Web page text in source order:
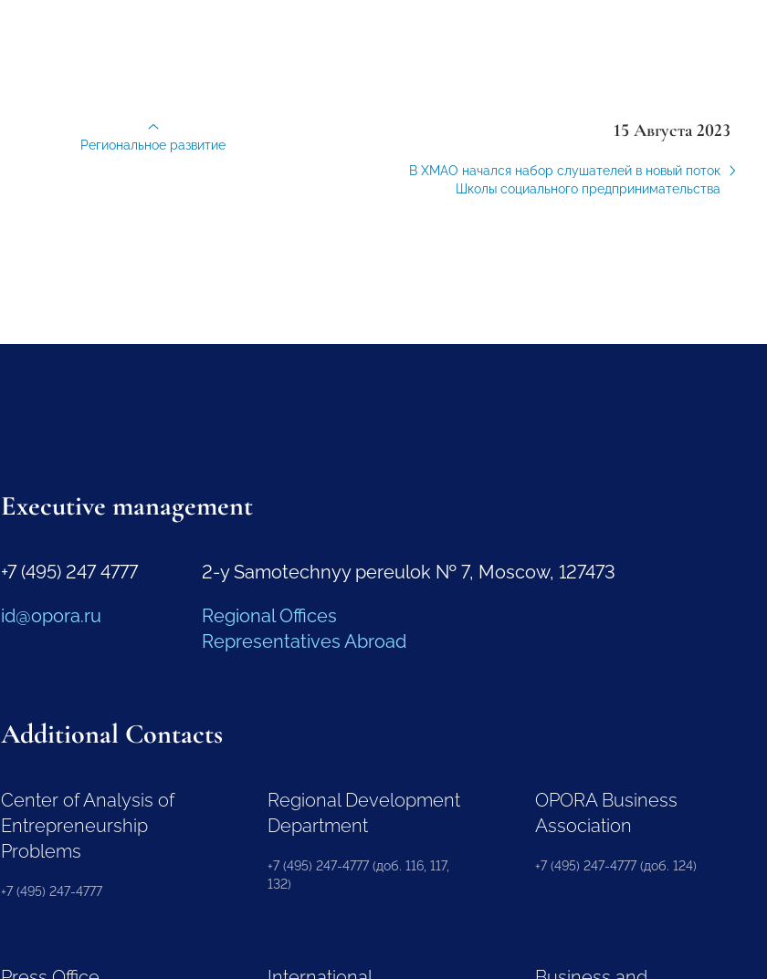
15 Августа 2023
В ХМАО начался набор слушателей в новый поток
Школы социального предпринимательства
Региональное развитие
Executive management
+7 (495) 247 4777
id@opora.ru
2-y Samotechnyy pereulok № 7, Moscow, 127473
Regional Offices
Representatives Abroad
Additional Contacts
Center of Analysis of
Entrepreneurship
Problems
+7 (495) 247-4777
Regional Development
Department
+7 (495) 247-4777 (доб. 116, 117,
132)
OPORA Business
Association
+7 (495) 247-4777 (доб. 124)